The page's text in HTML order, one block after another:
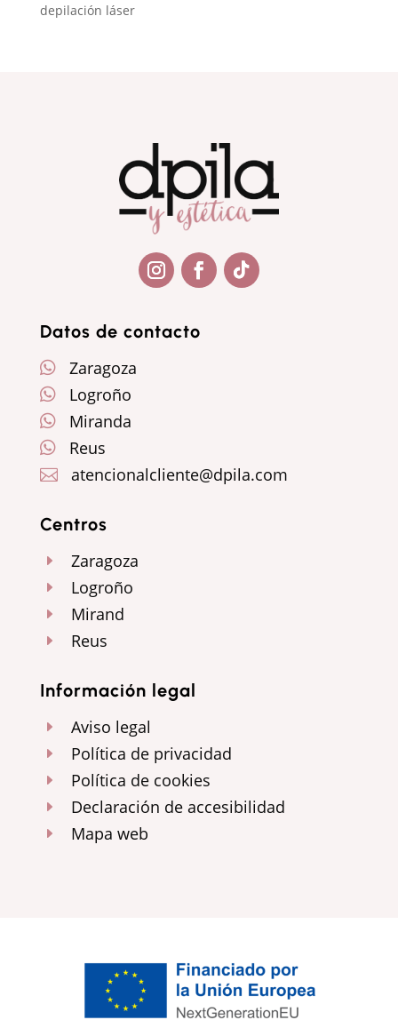
depilación láser
Datos de contacto
 Zaragoza
 Logroño
 Miranda
 Reus
 atencionalcliente@dpila.com
Centros
E Zaragoza
E Logroño
E Mirand
E Reus
Información legal
E Aviso legal
E Política de privacidad
E Política de cookies
E Declaración de accesibilidad
E Mapa web